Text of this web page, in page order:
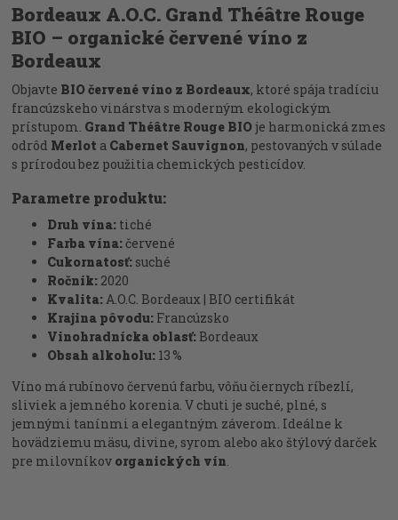
Bordeaux A.O.C. Grand Théâtre Rouge
BIO – organické červené víno z
Bordeaux
Objavte BIO červené víno z Bordeaux, ktoré spája tradíciu
francúzskeho vinárstva s moderným ekologickým
prístupom. Grand Théâtre Rouge BIOje harmonická zmes
odrôd Merlot a Cabernet Sauvignon, pestovaných v súlade
s prírodou bez použitia chemických pesticídov.
Parametre produktu:
Druh vína: tiché
Farba vína:červené
Cukornatosť: suché
Ročník: 2020
Kvalita:A.O.C. Bordeaux | BIO certifikát
Krajina pôvodu: Francúzsko
Vinohradnícka oblasť: Bordeaux
Obsah alkoholu: 13 %
Víno má rubínovo červenú farbu, vôňu čiernych ríbezlí,
sliviek a jemného korenia. V chuti je suché, plné, s
jemnými tanínmi a elegantným záverom. Ideálne k
hovädziemu mäsu, divine, syrom alebo ako štýlový darček
pre milovníkov organických vín.